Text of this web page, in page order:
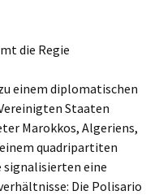
die Regie
einem diplomatischen
Staaten
Marokkos, Algeriens,
quadripartiten
signalisierten eine
Die Polisario